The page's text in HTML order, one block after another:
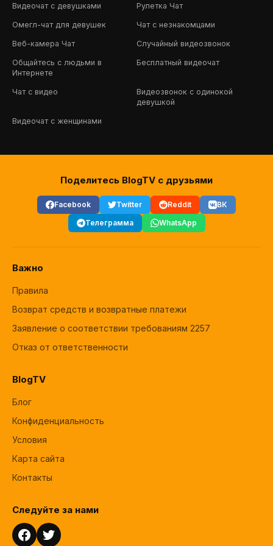
Видеочат с девушками Рулетка Чат
Омегл-чат для девушек Чат с незнакомцами
Веб-камера Чат Случайный видеозвонок
Общайтесь с людьми в
Интернете
Бесплатный видеочат
Чат с видео
Видеозвонок с одинокой
девушкой
Видеочат с женщинами
Поделитесь BlogTV с друзьями
Facebook Twitter Reddit
ВК
Телеграмма
WhatsApp
Важно
Правила
Возврат средств и возвратные платежи
Заявление о соответствии требованиям 2257
Отказ от ответственности
BlogTV
Блог
Конфиденциальность
Условия
Карта сайта
Контакты
Следуйте за нами